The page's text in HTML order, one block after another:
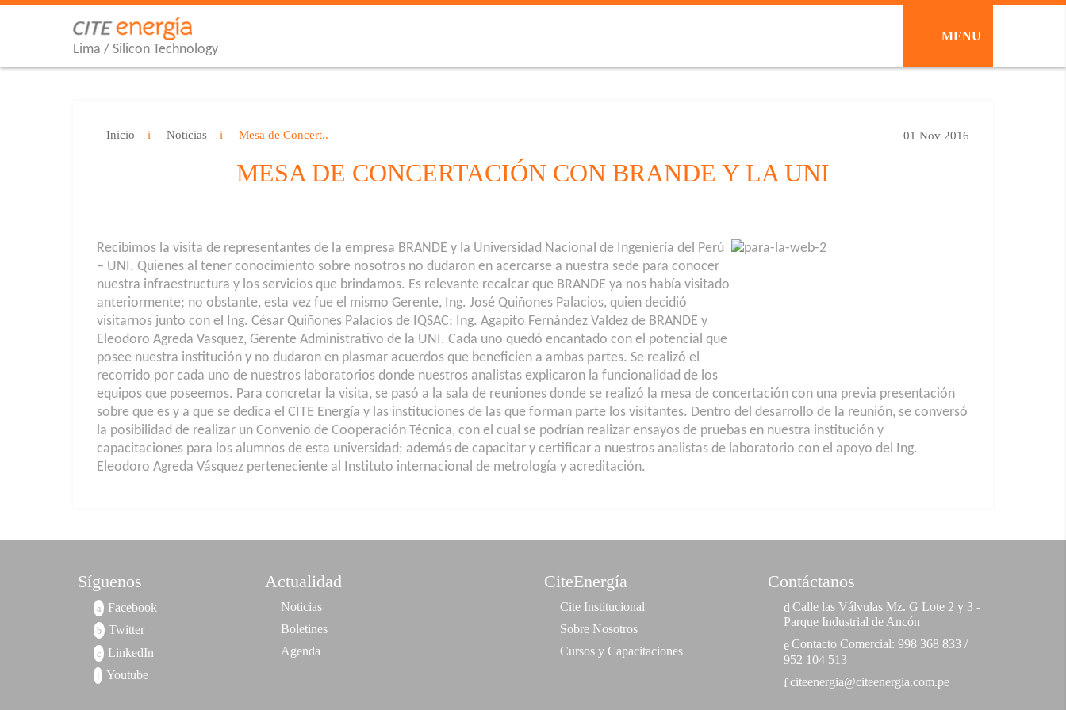
Lima / Silicon Technology
MENU
Inicio Noticias Mesa de Concert.. 01 Nov 2016
MESA DE CONCERTACIÓN CON BRANDE Y LA UNI
Recibimos la visita de representantes de la empresa BRANDE y la Universidad Nacional de Ingeniería del Perú
– UNI. Quienes al tener conocimiento sobre nosotros no dudaron en acercarse a nuestra sede para conocer
nuestra infraestructura y los servicios que brindamos. Es relevante recalcar que BRANDE ya nos había visitado
anteriormente; no obstante, esta vez fue el mismo Gerente, Ing. José Quiñones Palacios, quien decidió
visitarnos junto con el Ing. César Quiñones Palacios de IQSAC; Ing. Agapito Fernández Valdez de BRANDE y
Eleodoro Agreda Vasquez, Gerente Administrativo de la UNI. Cada uno quedó encantado con el potencial que
posee nuestra institución y no dudaron en plasmar acuerdos que beneficien a ambas partes. Se realizó el
recorrido por cada uno de nuestros laboratorios donde nuestros analistas explicaron la funcionalidad de los
equipos que poseemos. Para concretar la visita, se pasó a la sala de reuniones donde se realizó la mesa de concertación con una previa presentación
sobre que es y a que se dedica el CITE Energía y las instituciones de las que forman parte los visitantes. Dentro del desarrollo de la reunión, se conversó
la posibilidad de realizar un Convenio de Cooperación Técnica, con el cual se podrían realizar ensayos de pruebas en nuestra institución y
capacitaciones para los alumnos de esta universidad; además de capacitar y certificar a nuestros analistas de laboratorio con el apoyo del Ing.
Eleodoro Agreda Vásquez perteneciente al Instituto internacional de metrología y acreditación.
Síguenos
Facebook
Twitter
LinkedIn
Youtube
Actualidad
Noticias
Boletines
Agenda
CiteEnergía
Cite Institucional
Sobre Nosotros
Cursos y Capacitaciones
Contáctanos
Calle las Válvulas Mz. G Lote 2 y 3 -
Parque Industrial de Ancón
Contacto Comercial: 998 368 833 /
952 104 513
citeenergia@citeenergia.com.pe